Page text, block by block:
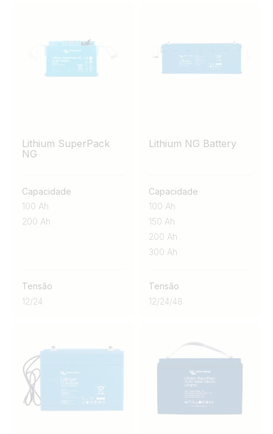
garantem uma operação segura, enquanto o seu
design leve e a flexibilidade na integração do sistema
proporcionam máxima eficiência e escalabilidade.
Lithium SuperPack
NG
Capacidade
100 Ah
200 Ah
Tensão
12/24
Lithium NG Battery
Capacidade
100 Ah
150 Ah
200 Ah
300 Ah
Tensão
12/24/48